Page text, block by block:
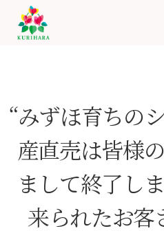
町
の
栗
原
芸
“みずほ育ちの
産直売は皆様
まして終了し
来られたお客